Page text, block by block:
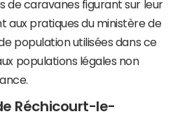
de caravanes figurant sur leur
aux pratiques du ministère de
population utilisées dans ce
populations légales non
Réchicourt-le-